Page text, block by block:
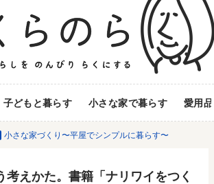
子どもと暮らす 小さな家で暮らす 愛用品
小さな家づくり〜平屋でシンプルに暮らす〜
考えかた。書籍「ナリワイをつく